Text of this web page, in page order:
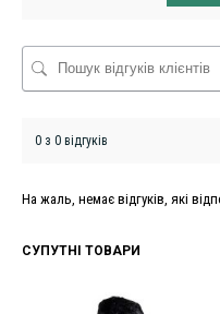
0 з 0 відгуків
На жаль, немає відгуків, які
СУПУТНІ ТОВАРИ